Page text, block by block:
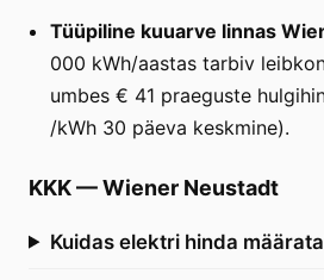
Tüüpiline kuuarve linnas
000 kWh/aastas tarbiv
umbes € 41 praeguste
/kWh 30 päeva keskmine).
KKK—Wiener Neustadt
Kuidas elektri hinda